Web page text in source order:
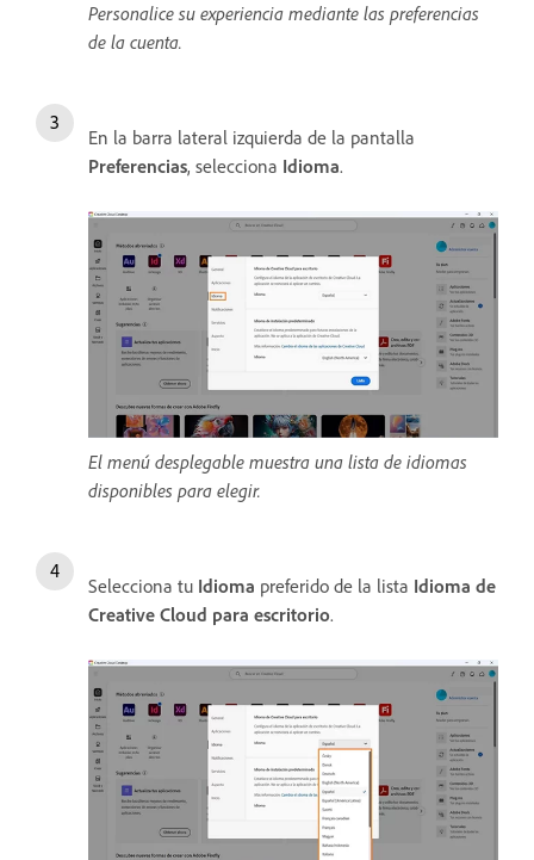
Personalice su experiencia mediante las preferencias
de la cuenta.
En la barra lateral izquierda de la pantalla
Preferencias, selecciona Idioma.
El menú desplegable muestra una lista de idiomas
disponibles para elegir.
Selecciona tu Idioma preferido de la lista Idioma de
Creative Cloud para escritorio.